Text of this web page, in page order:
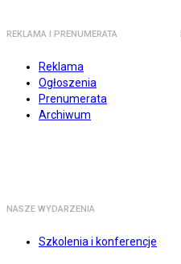
REKLAMA I PRENUMERATA
Reklama
Ogłoszenia
Prenumerata
Archiwum
NASZE WYDARZENIA
Szkolenia i konferencje